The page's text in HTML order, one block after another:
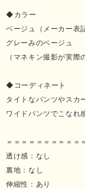
◆カラー
ベージュ（メーカー表
グレーみのベージュ
（マネキン撮影が実際
◆コーディネート
タイトなパンツやスカ
ワイドパンツでこなれ
＝＝＝＝＝＝＝＝＝＝
透け感：なし
裏地：なし
伸縮性：あり